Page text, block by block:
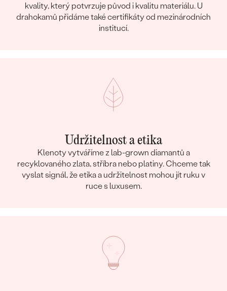
kvality, který potvrzuje původ i kvalitu materiálu. U
drahokamů přidáme také certifikáty od mezinárodních
institucí.
Udržitelnost a etika
Klenoty vytváříme z lab-grown diamantů a
recyklovaného zlata, stříbra nebo platiny. Chceme tak
vyslat signál, že etika a udržitelnost mohou jít ruku v
ruce s luxusem.